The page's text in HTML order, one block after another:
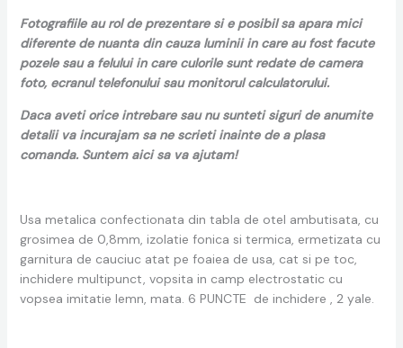
Fotografiile au rol de prezentare si e posibil sa apara mici
diferente de nuanta din cauza luminii in care au fost facute
pozele sau a felului in care culorile sunt redate de camera
foto, ecranul telefonului sau monitorul calculatorului.
Daca aveti orice intrebare sau nu sunteti siguri de anumite
detalii va incurajam sa ne scrieti inainte de a plasa
comanda. Suntem aici sa va ajutam!
Usa metalica confectionata din tabla de otel ambutisata, cu
grosimea de 0,8mm, izolatie fonica si termica, ermetizata cu
garnitura de cauciuc atat pe foaiea de usa, cat si pe toc,
inchidere multipunct, vopsita in camp electrostatic cu
vopsea imitatie lemn, mata. 6 PUNCTE de inchidere , 2 yale.